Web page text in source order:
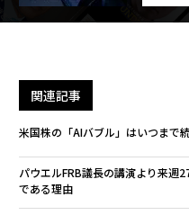
関連記事
米国株の「AIバブル」はいつま
パウエルFRB議長の講演より来週
である理由